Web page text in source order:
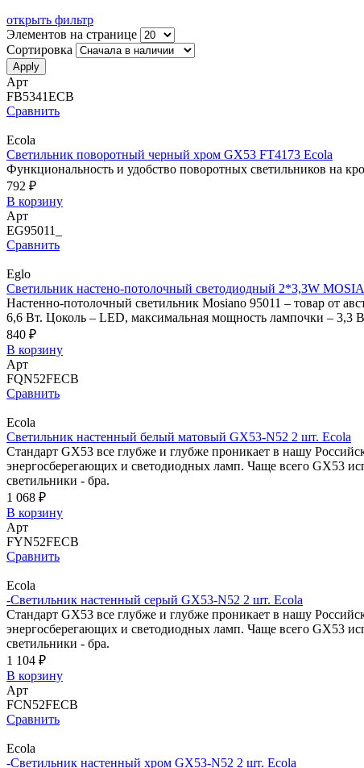
открыть фильтр
Элементов на странице
Сортировка
Арт
FB5341ECB
Сравнить
Ecola
Светильник поворотный черный хром GX53 FT4173 Ecola
Функциональность и удобство поворотных светильников на
792 ₽
В корзину
Арт
EG95011_
Сравнить
Eglo
Светильник настено-потолочный светодиодный 2*3,3W
Настенно-потолочный светильник Mosiano 95011 – товар от
6,6 Вт. Цоколь – LED, максимальная мощность лампочки – 3,3
840 ₽
В корзину
Арт
FQN52FECB
Сравнить
Ecola
Светильник настенный белый матовый GX53-N52 2 шт. Ecola
Стандарт GX53 все глубже и глубже проникает в нашу
энергосберегающих и светодиодных ламп. Чаще всего GX53
светильники - бра.
1 068 ₽
В корзину
Арт
FYN52FECB
Сравнить
Ecola
-Светильник настенный серый GX53-N52 2 шт. Ecola
Стандарт GX53 все глубже и глубже проникает в нашу
энергосберегающих и светодиодных ламп. Чаще всего GX53
светильники - бра.
1 104 ₽
В корзину
Арт
FCN52FECB
Сравнить
Ecola
-Светильник настенный хром GX53-N52 2 шт. Ecola